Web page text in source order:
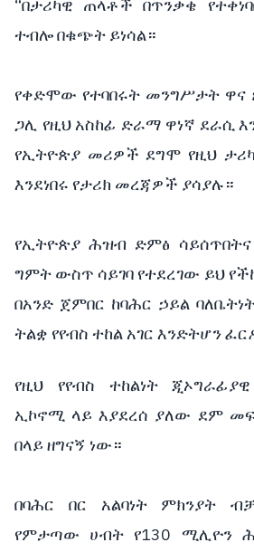
“በታሪካዊ ጠላቶች በጥንቃቄ
ተብሎ በቁጭት ይነሳል።
የቀድሞው የተባበሩት መንግሥታት
ጋሊ የዚህ አስከፊ ድራማ ዋነኛ ደራሲ
የኢትዮጵያ መሪዎች ደግሞ የዚህ
እንደነበሩ የታሪክ መረጃዎች ያሳያሉ።
የኢትዮጵያ ሕዝብ ድምፅ
ግምት ውስጥ ሳይገባ የተደረገው ይህ
በአንድ ጀምበር ከባሕር ኃይል
ትልቋ የየብስ ተከል አገር እንድትሆን
የዚህ የየብስ ተከልነት
ኢኮኖሚ ላይ እያደረሰ ያለው ደም
በላይ ዘግናኝ ነው።
በባሕር በር አልባነት ምክንያት
የምታጣው ሀብት የ130 ሚሊዮን